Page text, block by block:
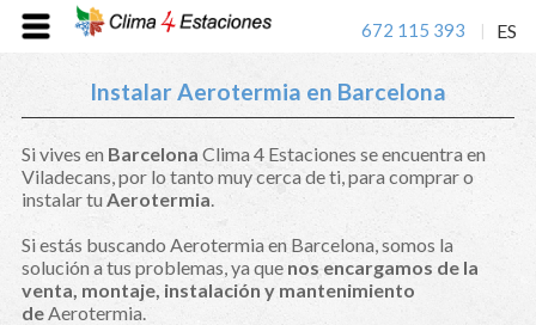
672 115 393 ES
Instalar Aerotermia en Barcelona
Si vives en Barcelona Clima 4 Estaciones se encuentra en
Viladecans, por lo tanto muy cerca de ti, para comprar o
instalar tuAerotermia.
Si estás buscando Aerotermia en Barcelona, somos la
solución a tus problemas, ya que nos encargamos de la
venta, montaje, instalación y mantenimiento
deAerotermia.